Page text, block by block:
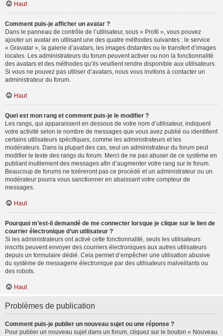
Haut
Comment puis-je afficher un avatar ?
Dans le panneau de contrôle de l’utilisateur, sous « Profil », vous pouvez
ajouter un avatar en utilisant une des quatre méthodes suivantes : le service
« Gravatar », la galerie d’avatars, les images distantes ou le transfert d’images
locales. Les administrateurs du forum peuvent activer ou non la fonctionnalité
des avatars et des méthodes qu’ils veuillent rendre disponible aux utilisateurs.
Si vous ne pouvez pas utiliser d’avatars, nous vous invitons à contacter un
administrateur du forum.
Haut
Quel est mon rang et comment puis-je le modifier ?
Les rangs, qui apparaissent en dessous de votre nom d’utilisateur, indiquent
votre activité selon le nombre de messages que vous avez publié ou identifient
certains utilisateurs spécifiques, comme les administrateurs et les
modérateurs. Dans la plupart des cas, seul un administrateur du forum peut
modifier le texte des rangs du forum. Merci de ne pas abuser de ce système en
publiant inutilement des messages afin d’augmenter votre rang sur le forum.
Beaucoup de forums ne toléreront pas ce procédé et un administrateur ou un
modérateur pourra vous sanctionner en abaissant votre compteur de
messages.
Haut
Pourquoi m’est-il demandé de me connecter lorsque je clique sur le lien de
courrier électronique d’un utilisateur ?
Si les administrateurs ont activé cette fonctionnalité, seuls les utilisateurs
inscrits peuvent envoyer des courriers électroniques aux autres utilisateurs
depuis un formulaire dédié. Cela permet d’empêcher une utilisation abusive
du système de messagerie électronique par des utilisateurs malveillants ou
des robots.
Haut
Problèmes de publication
Comment puis-je publier un nouveau sujet ou une réponse ?
Pour publier un nouveau sujet dans un forum, cliquez sur le bouton « Nouveau